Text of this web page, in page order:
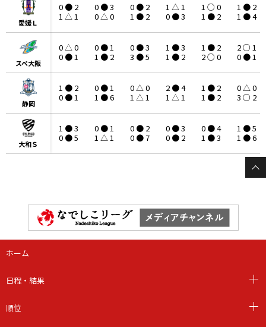
愛媛Ｌ
0 ● 2
1 △ 1
0 ● 3
0 △ 0
0 ● 2
1 ● 2
1 △ 1
0 ● 3
1 ○ 0
1 ● 2
1 ● 2
1 ● 4
スペ大阪
0 △ 0
0 ● 1
0 ● 1
1 ● 2
0 ● 3
3 ● 5
1 ● 3
1 ● 2
1 ● 2
2 ○ 0
2 ○ 1
0 ● 1
静岡
1 ● 2
0 ● 1
0 ● 1
1 ● 6
0 △ 0
1 △ 1
2 ● 4
1 △ 1
1 ● 2
1 ● 2
0 △ 0
3 ○ 2
大和Ｓ
1 ● 3
0 ● 5
0 ● 1
1 △ 1
0 ● 2
0 ● 7
0 ● 3
0 ● 2
0 ● 4
1 ● 3
1 ● 5
1 ● 6
愛媛Ｌ
スペ大阪
静岡
大和Ｓ
ホーム
日程・結果
順位